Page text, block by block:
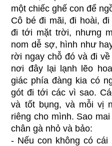
một chiếc ghế con để
Cô bé đi mãi, đi hoài,
đi tới mặt trời, nhưng
nom dễ sợ, hình như
rời ngay chỗ đó và đi
nơi đây lại lạnh lẽo
giác phía đàng kia có
gót đi tới các vì sao.
và tốt bụng, và mỗi vị
riêng cho mình. Sao
chân gà nhỏ và bảo:
- Nếu con không có